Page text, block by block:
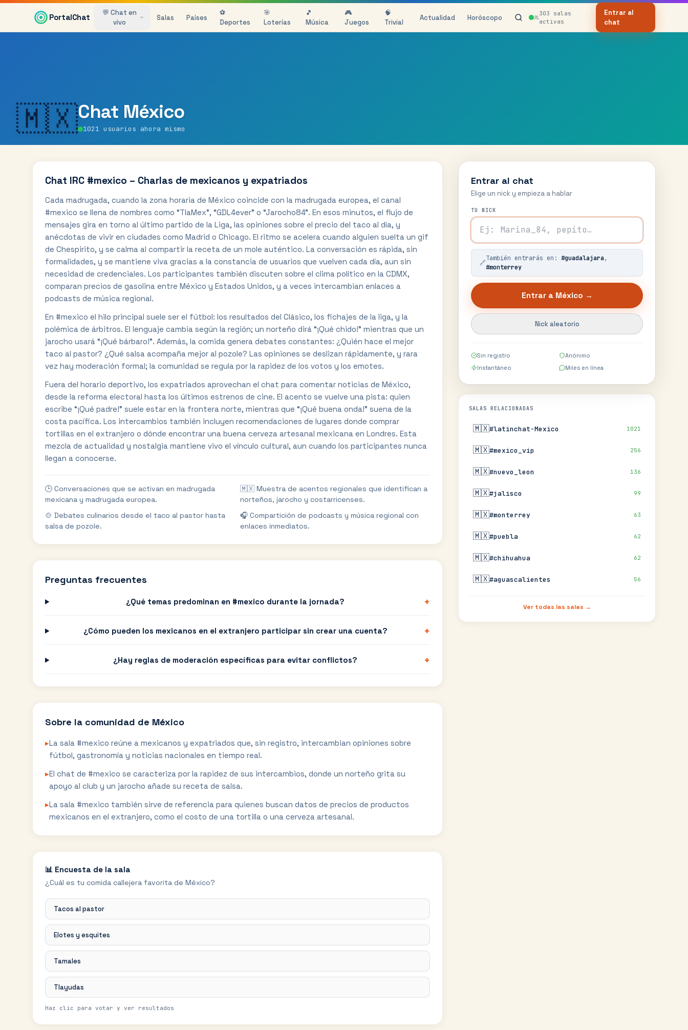
Saltar al contenido principal
PortalChat
💬 Chat en
vivo
Salas Países
⚽
Deportes
🎯
Loterías
🎵
Música
🎮
Juegos
🧠
Trivial
Actualidad Horóscopo 303 salas
activas
Entrar al
chat
🇲🇽Chat México
1021 usuarios ahora mismo
Entrar al chat
Elige un nick y empieza a hablar
TU NICK
🔗
También entrarás en: #guadalajara,
#monterrey
Entrar a México →
Nick aleatorio
Sin registro
Anónimo
Instantáneo
Miles en línea
SALAS RELACIONADAS
🇲🇽#latinchat-Mexico 1021
🇲🇽#mexico_vip 256
🇲🇽#nuevo_leon 136
🇲🇽#jalisco 99
🇲🇽#monterrey 63
🇲🇽#puebla 62
🇲🇽#chihuahua 62
🇲🇽#aguascalientes 56
Ver todas las salas →
Chat IRC #mexico – Charlas de mexicanos y expatriados
Cada madrugada, cuando la zona horaria de México coincide con la madrugada europea, el canal
#mexico se llena de nombres como “TlaMex”, “GDL4ever” o “Jarocho84”. En esos minutos, el flujo de
mensajes gira en torno al último partido de la Liga, las opiniones sobre el precio del taco al día, y
anécdotas de vivir en ciudades como Madrid o Chicago. El ritmo se acelera cuando alguien suelta un gif
de Chespirito, y se calma al compartir la receta de un mole auténtico. La conversación es rápida, sin
formalidades, y se mantiene viva gracias a la constancia de usuarios que vuelven cada día, aun sin
necesidad de credenciales. Los participantes también discuten sobre el clima político en la CDMX,
comparan precios de gasolina entre México y Estados Unidos, y a veces intercambian enlaces a
podcasts de música regional.
En #mexico el hilo principal suele ser el fútbol: los resultados del Clásico, los fichajes de la liga, y la
polémica de árbitros. El lenguaje cambia según la región; un norteño dirá “¡Qué chido!” mientras que un
jarocho usará “¡Qué bárbaro!”. Además, la comida genera debates constantes: ¿Quién hace el mejor
taco al pastor? ¿Qué salsa acompaña mejor al pozole? Las opiniones se deslizan rápidamente, y rara
vez hay moderación formal; la comunidad se regula por la rapidez de los votos y los emotes.
Fuera del horario deportivo, los expatriados aprovechan el chat para comentar noticias de México,
desde la reforma electoral hasta los últimos estrenos de cine. El acento se vuelve una pista: quien
escribe “¡Qué padre!” suele estar en la frontera norte, mientras que “¡Qué buena onda!” suena de la
costa pacífica. Los intercambios también incluyen recomendaciones de lugares donde comprar
tortillas en el extranjero o dónde encontrar una buena cerveza artesanal mexicana en Londres. Esta
mezcla de actualidad y nostalgia mantiene vivo el vínculo cultural, aun cuando los participantes nunca
llegan a conocerse.
🕒 Conversaciones que se activan en madrugada
mexicana y madrugada europea.
🇲🇽 Muestra de acentos regionales que identifican a
norteños, jarocho y costarricenses.
🍲 Debates culinarios desde el taco al pastor hasta
salsa de pozole.
🎧 Compartición de podcasts y música regional con
enlaces inmediatos.
Preguntas frecuentes
¿Qué temas predominan en #mexico durante la jornada? +
¿Cómo pueden los mexicanos en el extranjero participar sin crear una cuenta? +
¿Hay reglas de moderación específicas para evitar conflictos? +
Sobre la comunidad de México
▸La sala #mexico reúne a mexicanos y expatriados que, sin registro, intercambian opiniones sobre
fútbol, gastronomía y noticias nacionales en tiempo real.
▸El chat de #mexico se caracteriza por la rapidez de sus intercambios, donde un norteño grita su
apoyo al club y un jarocho añade su receta de salsa.
▸La sala #mexico también sirve de referencia para quienes buscan datos de precios de productos
mexicanos en el extranjero, como el costo de una tortilla o una cerveza artesanal.
📊 Encuesta de la sala
¿Cuál es tu comida callejera favorita de México?
Tacos al pastor
Elotes y esquites
Tamales
Tlayudas
Haz clic para votar y ver resultados